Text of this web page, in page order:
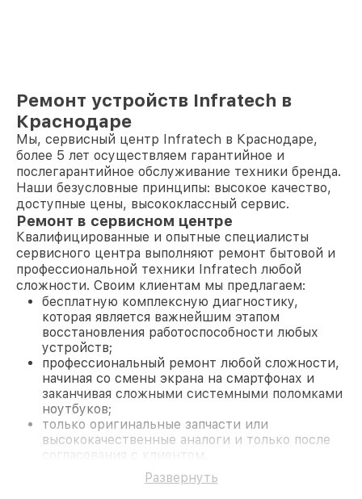
Ремонт устройств Infratech в
Краснодаре
Мы, сервисный центр Infratech в Краснодаре,
более 5 лет осуществляем гарантийное и
послегарантийное обслуживание техники бренда.
Наши безусловные принципы: высокое качество,
доступные цены, высококлассный сервис.
Ремонт в сервисном центре
Квалифицированные и опытные специалисты
сервисного центра выполняют ремонт бытовой и
профессиональной техники Infratech любой
сложности. Своим клиентам мы предлагаем:
бесплатную комплексную диагностику,
которая является важнейшим этапом
восстановления работоспособности любых
устройств;
профессиональный ремонт любой сложности,
начиная со смены экрана на смартфонах и
заканчивая сложными системными поломками
ноутбуков;
только оригинальные запчасти или
высококачественные аналоги и только после
согласования с клиентом.
На все работы и замененные комплектующие
предоставляется длительная гарантия. В случае
Развернуть